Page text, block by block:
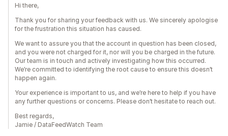
Hi there,
Thank you for sharing your feedback with us. We sincerely apologise
for the frustration this situation has caused.
We want to assure you that the account in question has been closed,
and you were not charged for it, nor will you be charged in the future.
Our team is in touch and actively investigating how this occurred.
We’re committed to identifying the root cause to ensure this doesn’t
happen again.
Your experience is important to us, and we’re here to help if you have
any further questions or concerns. Please don’t hesitate to reach out.
Best regards,
Jamie / DataFeedWatch Team